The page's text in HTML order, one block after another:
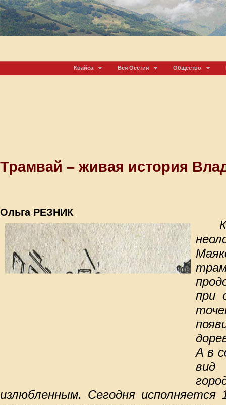
Квайса Вся Осетия Общество
Трамвай – живая история
Ольга РЕЗНИК
при
А в
излюбленным. Сегодня исполняется